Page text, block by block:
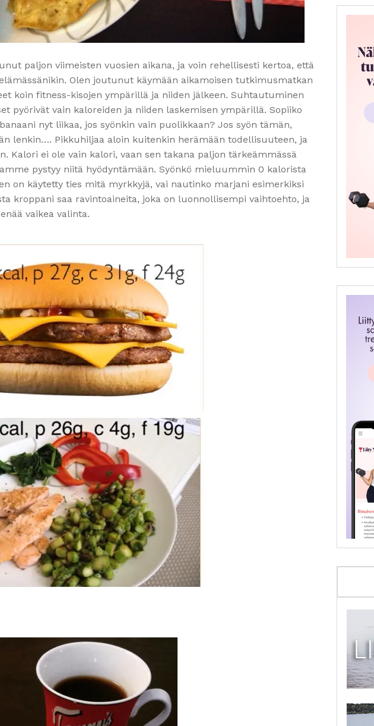
paljon viimeisten vuosien aikana, ja voin rehellisesti kertoa, että
Olen joutunut käymään aikamoisen tutkimusmatkan
koin fitness-kisojen ympärillä ja niiden jälkeen. Suhtautuminen
pyörivät vain kaloreiden ja niiden laskemisen ympärillä. Sopiiko
nyt liikaa, jos syönkin vain puolikkaan? Jos syön tämän,
lenkin…. Pikkuhiljaa aloin kuitenkin herämään todellisuuteen, ja
Kalori ei ole vain kalori, vaan sen takana paljon tärkeämmässä
pystyy niitä hyödyntämään. Syönkö mieluummin 0 kalorista
on käytetty ties mitä myrkkyjä, vai nautinko marjani esimerkiksi
kroppani saa ravintoaineita, joka on luonnollisempi vaihtoehto, ja
vaikea valinta.